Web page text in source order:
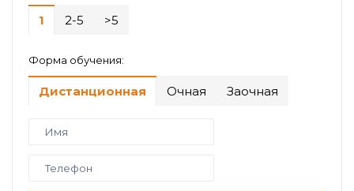
1 2-5 >5
Форма обучения:
Дистанционная Очная Заочная